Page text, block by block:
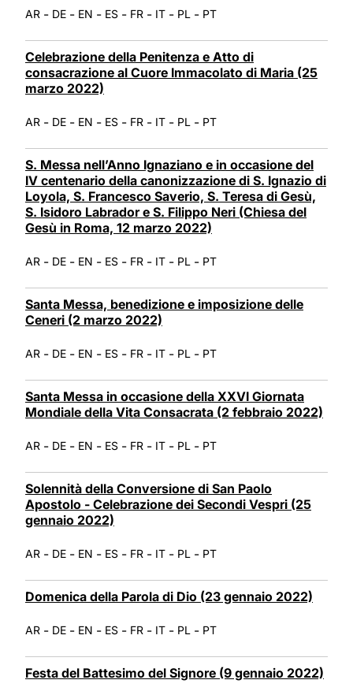
AR - DE - EN - ES - FR - IT - PL - PT
Celebrazione della Penitenza e Atto di
consacrazione al Cuore Immacolato di Maria (25
marzo 2022)
AR - DE - EN - ES - FR - IT - PL - PT
S. Messa nell’Anno Ignaziano e in occasione del
IV centenario della canonizzazione di S. Ignazio di
Loyola, S. Francesco Saverio, S. Teresa di Gesù,
S. Isidoro Labrador e S. Filippo Neri (Chiesa del
Gesù in Roma, 12 marzo 2022)
AR - DE - EN - ES - FR - IT - PL - PT
Santa Messa, benedizione e imposizione delle
Ceneri (2 marzo 2022)
AR - DE - EN - ES - FR - IT - PL - PT
Santa Messa in occasione della XXVI Giornata
Mondiale della Vita Consacrata (2 febbraio 2022)
AR - DE - EN - ES - FR - IT - PL - PT
Solennità della Conversione di San Paolo
Apostolo - Celebrazione dei Secondi Vespri (25
gennaio 2022)
AR - DE - EN - ES - FR - IT - PL - PT
Domenica della Parola di Dio (23 gennaio 2022)
AR - DE - EN - ES - FR - IT - PL - PT
Festa del Battesimo del Signore (9 gennaio 2022)